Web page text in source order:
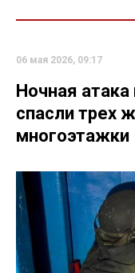
06 мая 2026, 09:17
Ночная
спасли трех
многоэтажки